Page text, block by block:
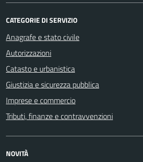
CATEGORIE DI SERVIZIO
Anagrafe e stato civile
Autorizzazioni
Catasto e urbanistica
Giustizia e sicurezza pubblica
Imprese e commercio
Tributi, finanze e contravvenzioni
NOVITÀ